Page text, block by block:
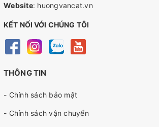
Website: huongvancat.vn
KẾT NỐI VỚI CHÚNG TÔI
THÔNG TIN
- Chính sách bảo mật
- Chính sách vận chuyển